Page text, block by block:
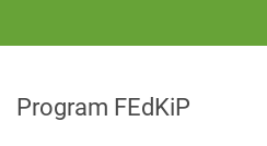
Program FEdKiP